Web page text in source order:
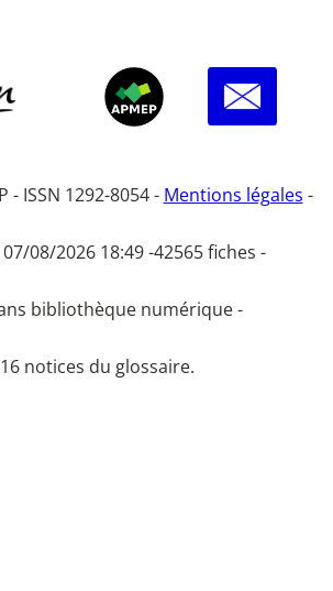
- ISSN 1292-8054 - Mentions légales -
08/2026 18:49 -42565 fiches -
bibliothèque numérique -
notices du glossaire.